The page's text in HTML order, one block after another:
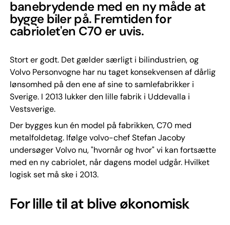
banebrydende med en ny måde at
bygge biler på. Fremtiden for
cabriolet'en C70 er uvis.
Stort er godt. Det gælder særligt i bilindustrien, og
Volvo Personvogne har nu taget konsekvensen af dårlig
lønsomhed på den ene af sine to samlefabrikker i
Sverige. I 2013 lukker den lille fabrik i Uddevalla i
Vestsverige.
Der bygges kun én model på fabrikken, C70 med
metalfoldetag. Ifølge volvo-chef Stefan Jacoby
undersøger Volvo nu, "hvornår og hvor" vi kan fortsætte
med en ny cabriolet, når dagens model udgår. Hvilket
logisk set må ske i 2013.
For lille til at blive økonomisk